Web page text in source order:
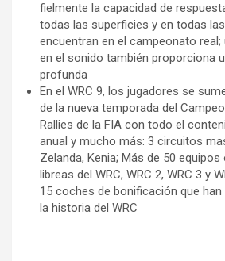
fielmente la capacidad de
todas las superficies y en todas
encuentran en el campeonato
en el sonido también proporciona
profunda
En el WRC 9, los jugadores se
de la nueva temporada del
Rallies de la FIA con todo el
anual y mucho más: 3 circuitos
Zelanda, Kenia; Más de 50
libreas del WRC, WRC 2, WRC 3 y
15 coches de bonificación que han
la historia del WRC